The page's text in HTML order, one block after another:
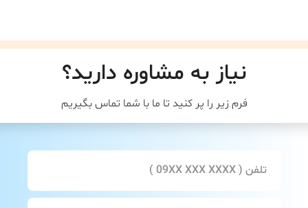
نیاز به مشاوره دارید؟
فرم زیر را پر کنید تا ما با شما تماس بگیریم